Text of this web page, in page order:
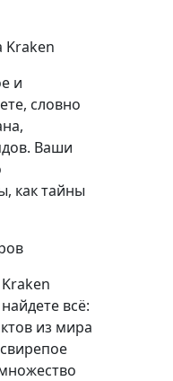
Kraken
и
словно
Ваши
как тайны
всё:
из мира